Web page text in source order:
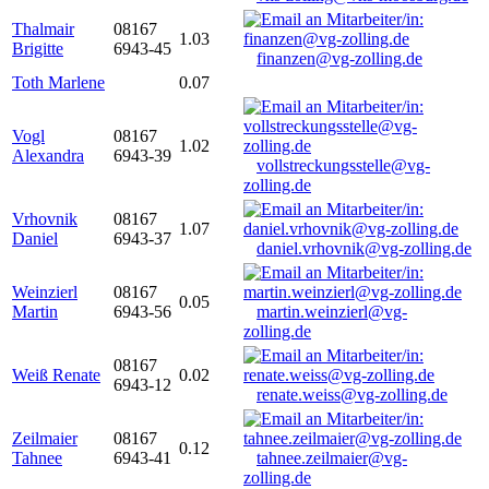
Thalmair
Brigitte
08167
6943-45
1.03
finanzen@vg-zolling.de
Toth Marlene
0.07
Vogl
Alexandra
08167
6943-39
1.02
vollstreckungsstelle@vg-
zolling.de
Vrhovnik
Daniel
08167
6943-37
1.07
daniel.vrhovnik@vg-zolling.de
Weinzierl
Martin
08167
6943-56
0.05
martin.weinzierl@vg-
zolling.de
Weiß Renate
08167
6943-12
0.02
renate.weiss@vg-zolling.de
Zeilmaier
Tahnee
08167
6943-41
0.12
tahnee.zeilmaier@vg-
zolling.de